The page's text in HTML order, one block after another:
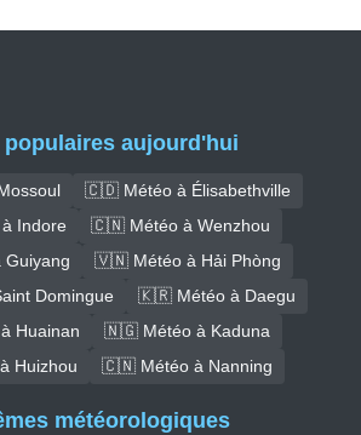
populaires aujourd'hui
🇨🇩 Météo à Élisabethville
Indore
🇨🇳 Météo à Wenzhou
🇻🇳 Météo à Hải Phòng
Domingue
🇰🇷 Météo à Daegu
Huainan
🇳🇬 Météo à Kaduna
Huizhou
🇨🇳 Météo à Nanning
météorologiques